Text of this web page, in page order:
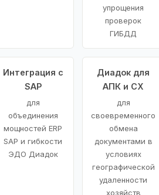
упрощения
проверок
ГИБДД
Интеграция с
SAP
для
объединения
мощностей ERP
SAP и гибкости
ЭДО Диадок
Диадок для
АПК и СХ
для
своевременного
обмена
документами в
условиях
географической
удаленности
хозяйств